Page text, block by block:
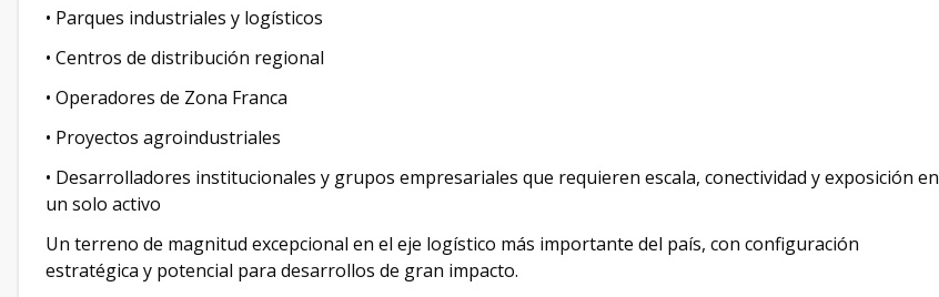
• Parques industriales y logísticos
• Centros de distribución regional
• Operadores de Zona Franca
• Proyectos agroindustriales
• Desarrolladores institucionales y grupos empresariales que requieren escala, conectividad y exposición en
un solo activo
Un terreno de magnitud excepcional en el eje logístico más importante del país, con configuración
estratégica y potencial para desarrollos de gran impacto.